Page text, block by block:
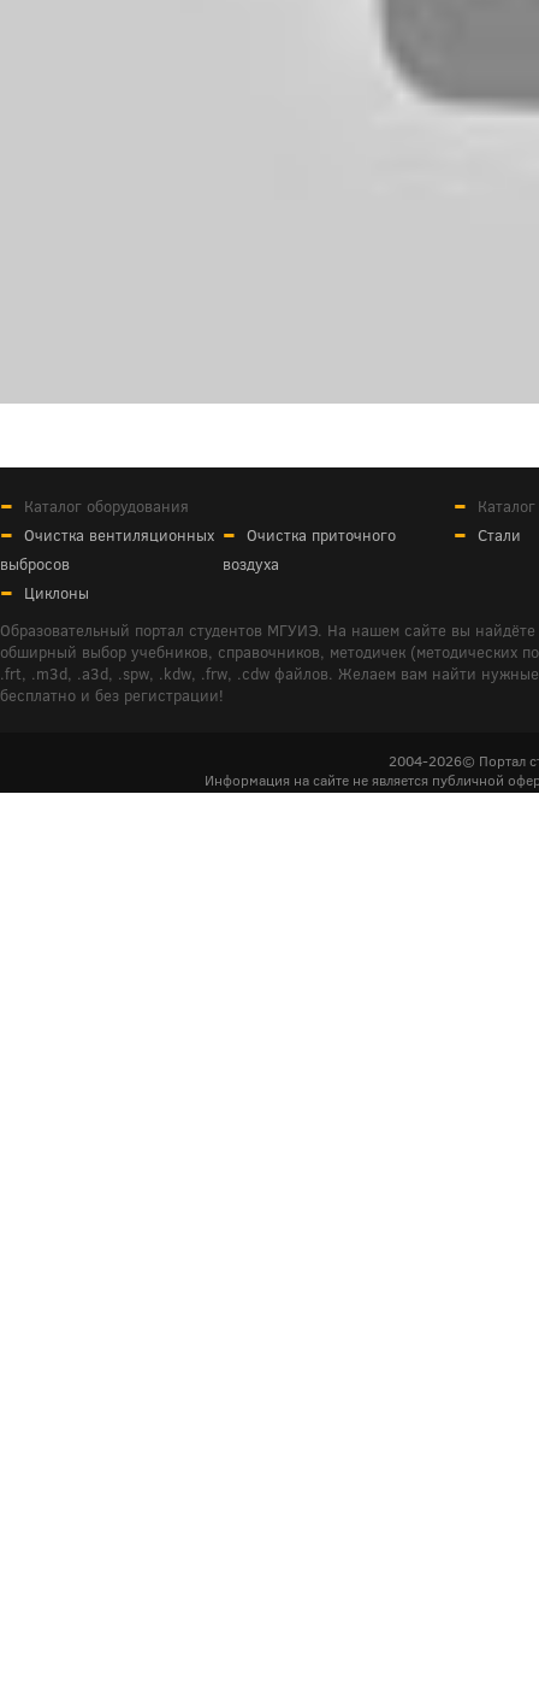
Каталог оборудования
Очистка вентиляционных
выбросов
Очистка приточного
воздуха
Циклоны
Стали
Образовательный портал студентов МГУИЭ. На нашем сайте вы
обширный выбор учебников, справочников, методичек (методических
.frt, .m3d, .a3d, .spw, .kdw, .frw, .cdw файлов. Желаем вам найти
бесплатно и без регистрации!
2004-2026© Портал
Информация на сайте не является публичной